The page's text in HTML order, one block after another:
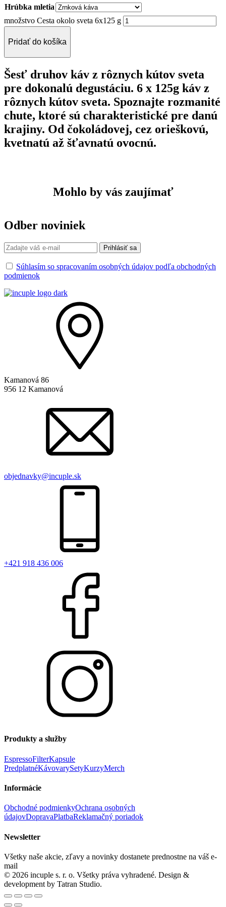
Hrúbka mletia
množstvo Cesta okolo sveta 6x125 g
Pridať do košíka
Šesť druhov káv z rôznych kútov sveta
pre dokonalú degustáciu. 6 x 125g káv z
rôznych kútov sveta. Spoznajte rozmanité
chute, ktoré sú charakteristické pre danú
krajiny. Od čokoládovej, cez orieškovú,
kvetnatú až šťavnatú ovocnú.
Mohlo by vás zaujímať
Odber noviniek
Súhlasím so spracovaním osobných údajov podľa obchodných
podmienok
Kamanová 86
956 12 Kamanová
objednavky@incuple.sk
+421 918 436 006
Produkty a služby
EspressoFilterKapsule
PredplatnéKávovarySetyKurzyMerch
Informácie
Obchodné podmienkyOchrana osobných
údajovDopravaPlatbaReklamačný poriadok
Newsletter
Všetky naše akcie, zľavy a novinky dostanete prednostne na váš e-
mail
© 2026 incuple s. r. o. Všetky práva vyhradené. Design &
development by Tatran Studio.